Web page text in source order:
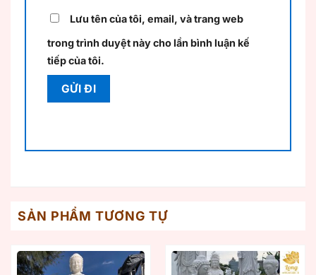
Lưu tên của tôi, email, và trang web
trong trình duyệt này cho lần bình luận kế
tiếp của tôi.
SẢN PHẨM TƯƠNG TỰ